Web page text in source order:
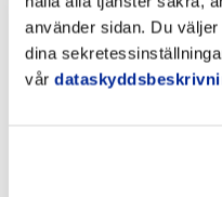
använder sidan. Du
dina
vår